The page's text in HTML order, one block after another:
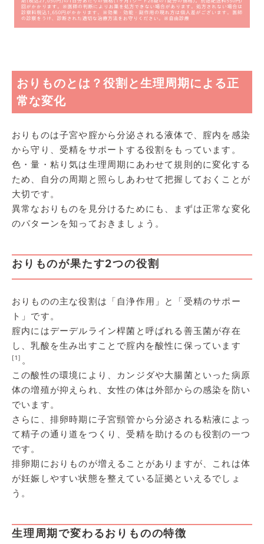
おりものとは？役割と生理周期による正
常な変化
おりものは子宮や腟から分泌される液体で、腟内を感染
から守り、受精をサポートする役割をもっています。
色・量・粘り気は生理周期にあわせて規則的に変化する
ため、自分の周期と照らしあわせて把握しておくことが
大切です。
異常なおりものを見分けるためにも、まずは正常な変化
のパターンを知っておきましょう。
おりものが果たす2つの役割
おりものの主な役割は「自浄作用」と「受精のサポー
ト」です。
腟内にはデーデルライン桿菌と呼ばれる善玉菌が存在
し、乳酸を生み出すことで腟内を酸性に保っています
[1] 。
この酸性の環境により、カンジダや大腸菌といった病原
体の増殖が抑えられ、女性の体は外部からの感染を防い
でいます。
さらに、排卵時期に子宮頸管から分泌される粘液によっ
て精子の通り道をつくり、受精を助けるのも役割の一つ
です。
排卵期におりものが増えることがありますが、これは体
が妊娠しやすい状態を整えている証拠といえるでしょ
う。
生理周期で変わるおりものの特徴